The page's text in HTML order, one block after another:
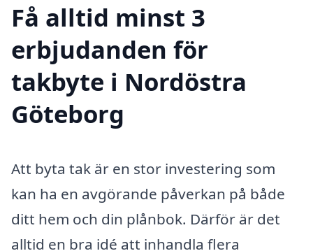
Få alltid minst 3
erbjudanden för
takbyte i Nordöstra
Göteborg
Att byta tak är en stor investering som
kan ha en avgörande påverkan på både
ditt hem och din plånbok. Därför är det
alltid en bra idé att inhandla flera